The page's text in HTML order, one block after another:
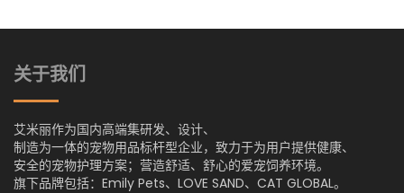
关于我们
艾米丽作为国内高端集研发、设计、
制造为一体的宠物用品标杆型企业，致力于为用户提供健康、
安全的宠物护理方案；营造舒适、舒心的爱宠饲养环境。
旗下品牌包括：Emily Pets、LOVE SAND、CAT GLOBAL。